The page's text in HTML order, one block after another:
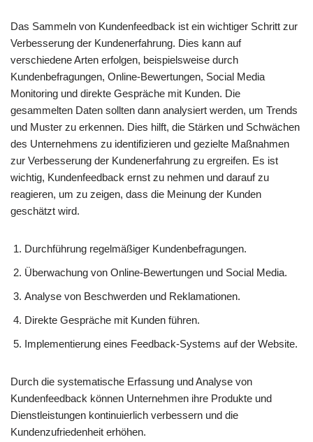
Das Sammeln von Kundenfeedback ist ein wichtiger Schritt zur
Verbesserung der Kundenerfahrung. Dies kann auf
verschiedene Arten erfolgen, beispielsweise durch
Kundenbefragungen, Online-Bewertungen, Social Media
Monitoring und direkte Gespräche mit Kunden. Die
gesammelten Daten sollten dann analysiert werden, um Trends
und Muster zu erkennen. Dies hilft, die Stärken und Schwächen
des Unternehmens zu identifizieren und gezielte Maßnahmen
zur Verbesserung der Kundenerfahrung zu ergreifen. Es ist
wichtig, Kundenfeedback ernst zu nehmen und darauf zu
reagieren, um zu zeigen, dass die Meinung der Kunden
geschätzt wird.
Durchführung regelmäßiger Kundenbefragungen.
Überwachung von Online-Bewertungen und Social Media.
Analyse von Beschwerden und Reklamationen.
Direkte Gespräche mit Kunden führen.
Implementierung eines Feedback-Systems auf der Website.
Durch die systematische Erfassung und Analyse von
Kundenfeedback können Unternehmen ihre Produkte und
Dienstleistungen kontinuierlich verbessern und die
Kundenzufriedenheit erhöhen.